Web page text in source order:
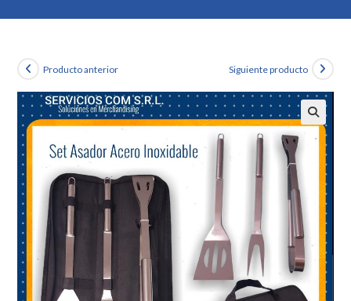
Producto anterior Siguiente producto